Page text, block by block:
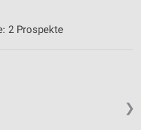
2 Prospekte
❯